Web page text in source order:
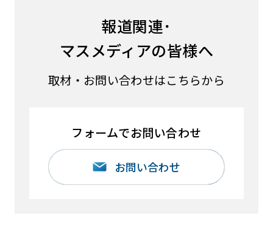
報道関連･
マスメディアの皆様へ
取材・お問い合わせはこちらから
フォームでお問い合わせ
お問い合わせ